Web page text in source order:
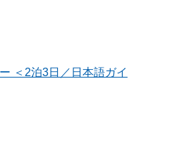
＜2泊3日／日本語ガイ